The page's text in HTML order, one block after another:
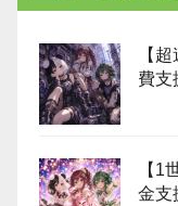
【
費支
【1
金支